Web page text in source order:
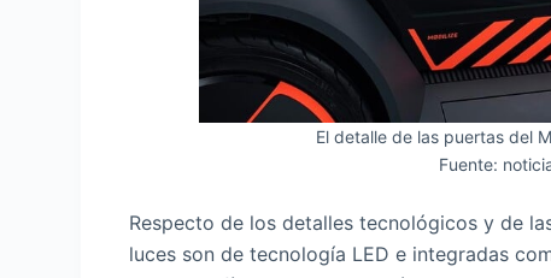
El detalle de las puertas del
Fuente:
Respecto de los detalles tecnológicos y de
luces son de tecnología LED e integradas